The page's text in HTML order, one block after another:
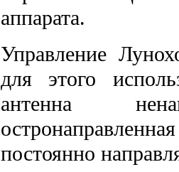
аппарата.
Управление
для этого
антенна
постоянно